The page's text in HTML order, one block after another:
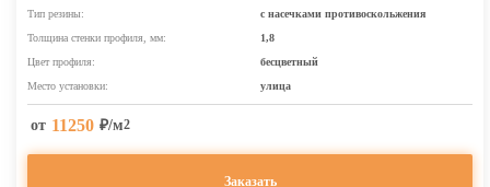
Тип резины:
с насечками противоскольжения
Толщина стенки профиля, мм:
1,8
Цвет профиля:
бесцветный
Место установки:
улица
от 11250 ₽/м2
Заказать